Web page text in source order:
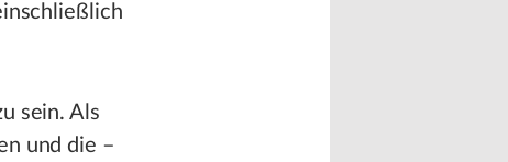
sein. Als
und die –